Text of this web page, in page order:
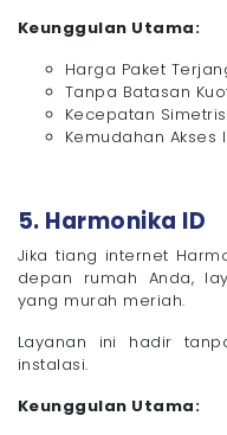
Keunggulan Utama:
Harga Paket
Tanpa Batasan
Kecepatan Simetris
Kemudahan Akses
5. Harmonika ID
Jika tiang internet
depan rumah Anda,
yang murah meriah.
Layanan ini hadir
instalasi.
Keunggulan Utama: